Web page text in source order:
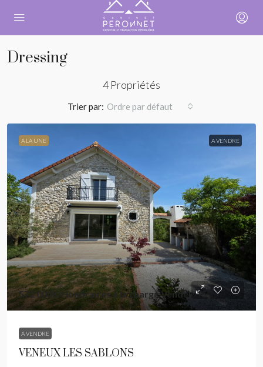
Dressing
4 Propriétés
Trier par: Ordre par défaut
A LA UNE A VENDRE
572 000€ /Honoraires à la charge Vendeur
A VENDRE
VENEUX LES SABLONS